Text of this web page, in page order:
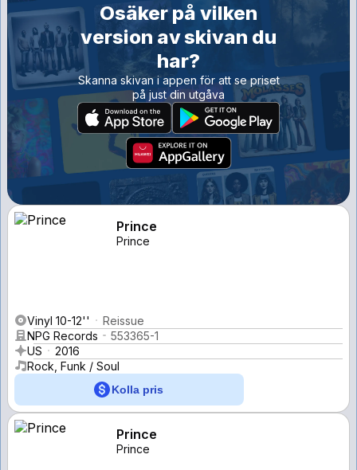
Osäker på vilken
version av skivan du
har?
Skanna skivan i appen för att se priset
på just din utgåva
Prince
Prince
Vinyl 10-12''
Reissue
NPG Records
553365-1
US
2016
Rock, Funk / Soul
Kolla pris
Prince
Prince